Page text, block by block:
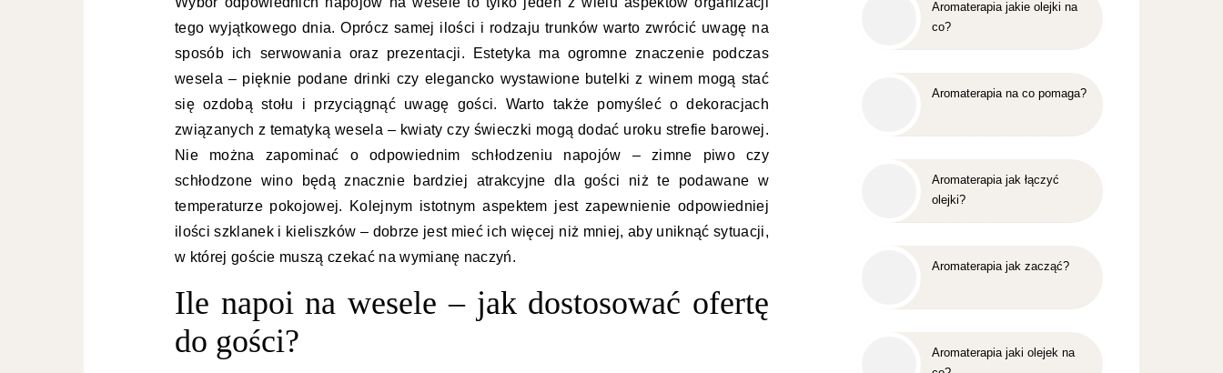
tego wyjątkowego dnia. Oprócz samej ilości i rodzaju trunków warto zwrócić uwagę na
sposób ich serwowania oraz prezentacji. Estetyka ma ogromne znaczenie podczas
wesela – pięknie podane drinki czy elegancko wystawione butelki z winem mogą stać
się ozdobą stołu i przyciągnąć uwagę gości. Warto także pomyśleć o dekoracjach
związanych z tematyką wesela – kwiaty czy świeczki mogą dodać uroku strefie barowej.
Nie można zapominać o odpowiednim schłodzeniu napojów – zimne piwo czy
schłodzone wino będą znacznie bardziej atrakcyjne dla gości niż te podawane w
temperaturze pokojowej. Kolejnym istotnym aspektem jest zapewnienie odpowiedniej
ilości szklanek i kieliszków – dobrze jest mieć ich więcej niż mniej, aby uniknąć sytuacji,
w której goście muszą czekać na wymianę naczyń.
Ile napoi na wesele – jak dostosować ofertę
do gości?
Aromaterapia jakie olejki na
co?
Aromaterapia na co pomaga?
Aromaterapia jak łączyć
olejki?
Aromaterapia jak zacząć?
Aromaterapia jaki olejek na